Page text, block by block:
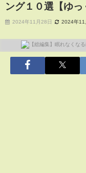
ング１０選【ゆっ
2024年11月28日 2024年11